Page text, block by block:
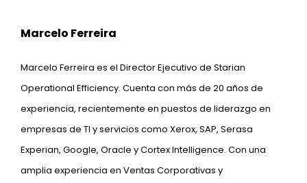
Marcelo Ferreira
Marcelo Ferreira es el Director Ejecutivo de Starian
Operational Efficiency. Cuenta con más de 20 años de
experiencia, recientemente en puestos de liderazgo en
empresas de TI y servicios como Xerox, SAP, Serasa
Experian, Google, Oracle y Cortex Intelligence. Con una
amplia experiencia en Ventas Corporativas y